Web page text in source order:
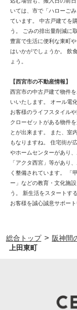
いては、市で「ハローご
ています。 中古戸建てを
う。 ごみの排出量削減に
豊富で生活に便利な東町
はいかがでしょうか。 飲
ょう。
【西宮市の不動産情報】
西宮市の中古戸建て物件
いいたします。 オール電
お客様のライフスタイル
クローゼットがある物件
とが出来ます。 また、室
もなりますね。 住宅街が
やホームセンターがあり
「アクタ西宮」等があり
く整備されています。 「
ー」などの教育・文化施
う。 新生活をスタートす
お客様を誠心誠意サポート
総合トップ > 阪神間
上田東町